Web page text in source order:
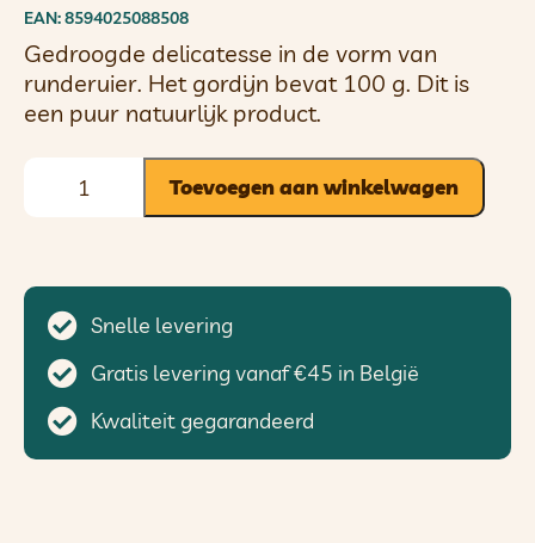
EAN: 8594025088508
Gedroogde delicatesse in de vorm van
runderuier. Het gordijn bevat 100 g. Dit is
een puur natuurlijk product.
Toevoegen aan winkelwagen
Snelle levering
Gratis levering vanaf €45 in België
Kwaliteit gegarandeerd